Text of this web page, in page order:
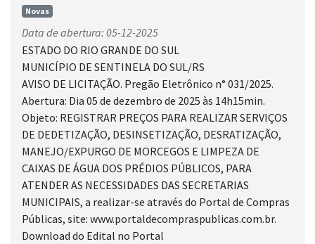
Novas
Data de abertura: 05-12-2025
ESTADO DO RIO GRANDE DO SUL
MUNICÍPIO DE SENTINELA DO SUL/RS
AVISO DE LICITAÇÃO. Pregão Eletrônico n° 031/2025.
Abertura: Dia 05 de dezembro de 2025 às 14h15min.
Objeto: REGISTRAR PREÇOS PARA REALIZAR SERVIÇOS
DE DEDETIZAÇÃO, DESINSETIZAÇÃO, DESRATIZAÇÃO,
MANEJO/EXPURGO DE MORCEGOS E LIMPEZA DE
CAIXAS DE ÁGUA DOS PRÉDIOS PÚBLICOS, PARA
ATENDER AS NECESSIDADES DAS SECRETARIAS
MUNICIPAIS, a realizar-se através do Portal de Compras
Públicas, site: www.portaldecompraspublicas.com.br.
Download do Edital no Portal